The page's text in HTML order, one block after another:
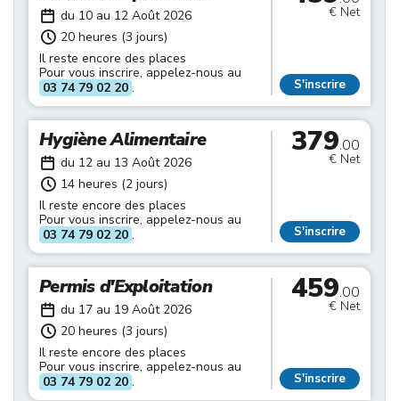
du 10 au 12 Août 2026
20 heures (3 jours)
Il reste encore des places
Pour vous inscrire, appelez-nous au
03 74 79 02 20 .
€ Net
S'inscrire
Hygiène Alimentaire
du 12 au 13 Août 2026
14 heures (2 jours)
Il reste encore des places
Pour vous inscrire, appelez-nous au
03 74 79 02 20 .
379.00
€ Net
S'inscrire
Permis d'Exploitation
du 17 au 19 Août 2026
20 heures (3 jours)
Il reste encore des places
Pour vous inscrire, appelez-nous au
03 74 79 02 20 .
459.00
€ Net
S'inscrire